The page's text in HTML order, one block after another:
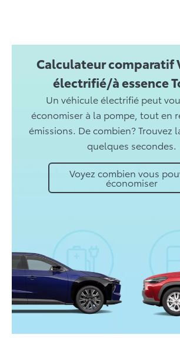
Calculateur comparatif
électrifié/à essence
Un véhicule électrifié peut
économiser à la pompe, tout en
émissions. De combien? Trouvez
quelques secondes.
Voyez combien vous
économiser